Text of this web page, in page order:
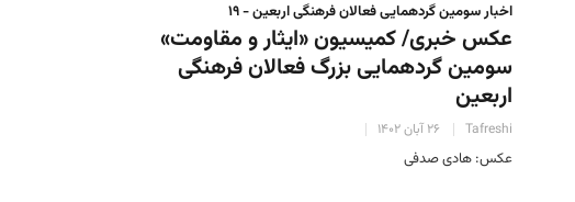
اخبار سومین گردهمایی فعالان فرهنگی اربعین - ۱۹
عکس خبری/ کمیسیون «ایثار و مقاومت»
سومین گردهمایی بزرگ فعالان فرهنگی
اربعین
Tafreshi ۲۶ آبان ۱۴۰۲
عکس: هادی صدفی